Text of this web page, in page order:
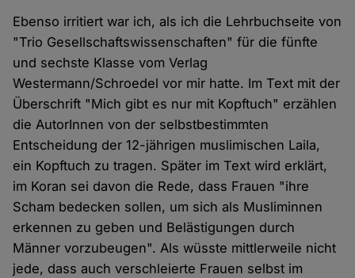
Ebenso irritiert war ich, als ich die Lehrbuchseite von
"Trio Gesellschaftswissenschaften" für die fünfte
und sechste Klasse vom Verlag
Westermann/Schroedel vor mir hatte. Im Text mit der
Überschrift "Mich gibt es nur mit Kopftuch" erzählen
die AutorInnen von der selbstbestimmten
Entscheidung der 12-jährigen muslimischen Laila,
ein Kopftuch zu tragen. Später im Text wird erklärt,
im Koran sei davon die Rede, dass Frauen "ihre
Scham bedecken sollen, um sich als Musliminnen
erkennen zu geben und Belästigungen durch
Männer vorzubeugen". Als wüsste mittlerweile nicht
jede, dass auch verschleierte Frauen selbst im